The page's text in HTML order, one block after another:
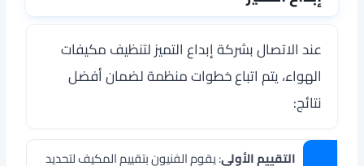
عند الاتصال بشركة إبداع التميز لتنظيف مكيفات
الهواء، يتم اتباع خطوات منظمة لضمان أفضل
نتائج:
التقييم الأولي: يقوم الفنيون بتقييم المكيف لتحديد